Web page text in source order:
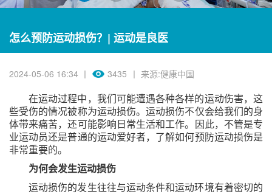
怎么预防运动损伤？| 运动是良医
2024-05-06 16:34 丨 3435 丨 来源:健康中国
在运动过程中，我们可能遭遇各种各样的运动伤害，这
些受伤的情况被称为运动损伤。运动损伤不仅会给我们的身
体带来痛苦，还可能影响日常生活和工作。因此，不管是专
业运动员还是普通的运动爱好者，了解如何预防运动损伤是
非常重要的。
为何会发生运动损伤
运动损伤的发生往往与运动条件和运动环境有着密切的